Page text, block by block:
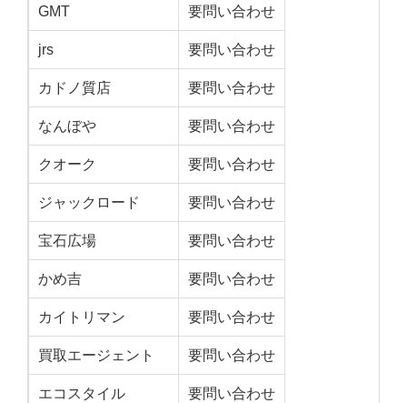
GMT 要問い合わせ
jrs 要問い合わせ
カドノ質店 要問い合わせ
なんぼや 要問い合わせ
クオーク 要問い合わせ
ジャックロード 要問い合わせ
宝石広場 要問い合わせ
かめ吉 要問い合わせ
カイトリマン 要問い合わせ
買取エージェント 要問い合わせ
エコスタイル 要問い合わせ